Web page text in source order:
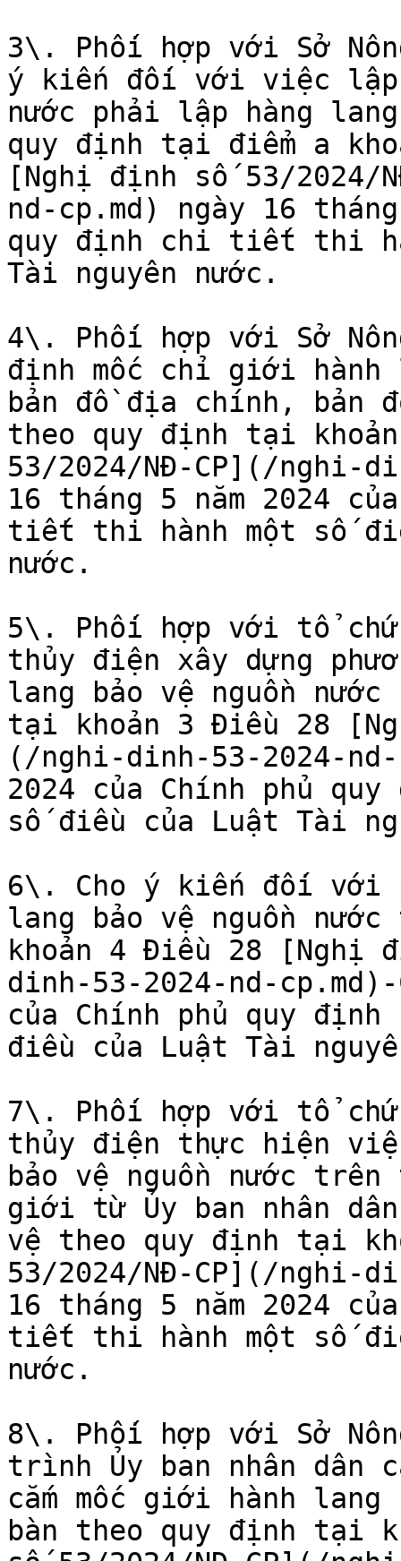
3\. Phối hợp với Sở
ý kiến đối với việc lập,
nước phải lập hàng
quy định tại điểm a
[Nghị định số 53/2024/
nd-cp.md) ngày 16
quy định chi tiết thi
Tài nguyên nước.
4\. Phối hợp với Sở
định mốc chỉ giới hành
bản đồ địa chính, bản
theo quy định tại
53/2024/NĐ-CP](/nghi-
16 tháng 5 năm 2024
tiết thi hành một số
nước.
5\. Phối hợp với tổ
thủy điện xây dựng
lang bảo vệ nguồn
tại khoản 3 Điều 28
(/nghi-dinh-53-2024-
2024 của Chính phủ
số điều của Luật Tài
6\. Cho ý kiến đối với
lang bảo vệ nguồn
khoản 4 Điều 28 [Nghị
dinh-53-2024-nd-
của Chính phủ quy
điều của Luật Tài
7\. Phối hợp với tổ
thủy điện thực hiện
bảo vệ nguồn nước
giới từ Ủy ban nhân
vệ theo quy định tại
53/2024/NĐ-CP](/nghi-
16 tháng 5 năm 2024
tiết thi hành một số
nước.
8\. Phối hợp với Sở
trình Ủy ban nhân dân
cắm mốc giới hành
bàn theo quy định tại